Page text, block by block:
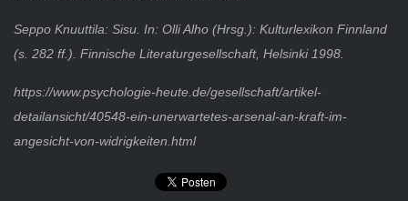
Seppo Knuuttila: Sisu. In: Olli Alho (Hrsg.): Kulturlexikon Finnland
(s. 282 ff.). Finnische Literaturgesellschaft, Helsinki 1998.
https://www.psychologie-heute.de/gesellschaft/artikel-
detailansicht/40548-ein-unerwartetes-arsenal-an-kraft-im-
angesicht-von-widrigkeiten.html